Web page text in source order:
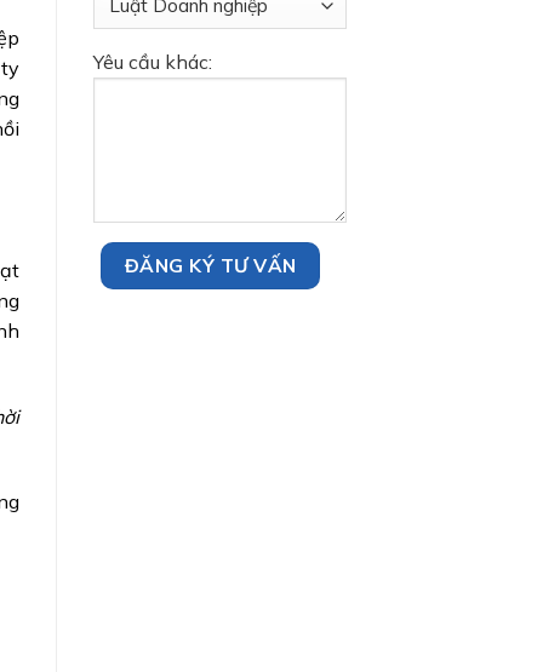
Yêu cầu khác: